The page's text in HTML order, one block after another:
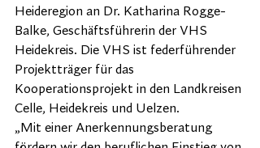
Heideregion an Dr. Katharina Rogge-
Balke, Geschäftsführerin der VHS
Heidekreis. Die VHS ist federführender
Projektträger für das
Kooperationsprojekt in den Landkreisen
Celle, Heidekreis und Uelzen.
„Mit einer Anerkennungsberatung